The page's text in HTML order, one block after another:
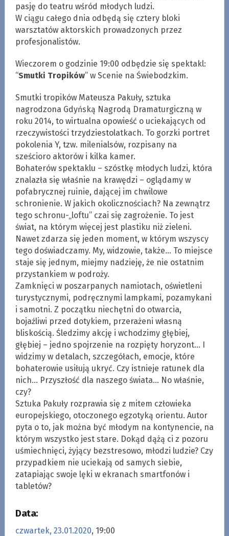
pasję do teatru wśród młodych ludzi.
W ciągu całego dnia odbędą się cztery bloki
warsztatów aktorskich prowadzonych przez
profesjonalistów.
Wieczorem o godzinie 19:00 odbędzie się spektakl:
“Smutki Tropików” w Scenie na Świebodzkim.
Smutki tropików Mateusza Pakuły, sztuka
nagrodzona Gdyńską Nagrodą Dramaturgiczną w
roku 2014, to wirtualna opowieść o uciekających od
rzeczywistości trzydziestolatkach. To gorzki portret
pokolenia Y, tzw. milenialsów, rozpisany na
sześcioro aktorów i kilka kamer.
Bohaterów spektaklu – szóstkę młodych ludzi, która
znalazła się właśnie na krawędzi – oglądamy w
pofabrycznej ruinie, dającej im chwilowe
schronienie. W jakich okolicznościach? Na zewnątrz
tego schronu-„loftu” czai się zagrożenie. To jest
świat, na którym więcej jest plastiku niż zieleni.
Nawet zdarza się jeden moment, w którym wszyscy
tego doświadczamy. My, widzowie, także… To miejsce
staje się jednym, miejmy nadzieję, że nie ostatnim
przystankiem w podroży.
Zamknięci w poszarpanych namiotach, oświetleni
turystycznymi, podręcznymi lampkami, pozamykani
i samotni. Z początku niechętni do otwarcia,
bojaźliwi przed dotykiem, przerażeni własną
bliskością. Śledzimy akcję i wchodzimy głębiej,
głębiej – jedno spojrzenie na rozpięty horyzont… I
widzimy w detalach, szczegółach, emocje, które
bohaterowie usiłują ukryć. Czy istnieje ratunek dla
nich… Przyszłość dla naszego świata… No właśnie,
czy?
Sztuka Pakuły rozprawia się z mitem człowieka
europejskiego, otoczonego egzotyką orientu. Autor
pyta o to, jak można być młodym na kontynencie, na
którym wszystko jest stare. Dokąd dążą ci z pozoru
uśmiechnięci, żyjący bezstresowo, młodzi ludzie? Czy
przypadkiem nie uciekają od samych siebie,
zatapiając swoje lęki w ekranach smartfonów i
tabletów?
Data:
czwartek, 23.01.2020, 19:00